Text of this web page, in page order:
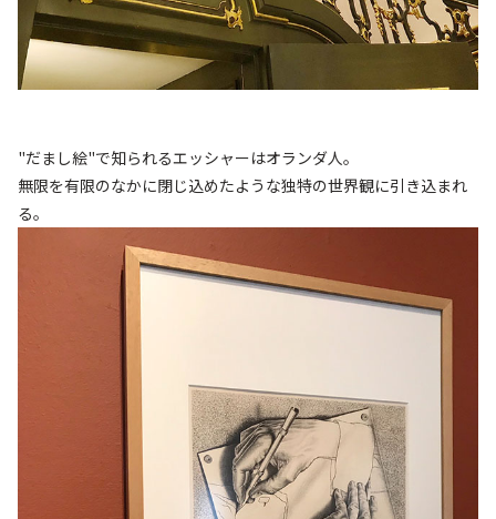
"だまし絵"で知られるエッシャーはオランダ人。
無限を有限のなかに閉じ込めたような独特の世界観に引き込まれ
る。